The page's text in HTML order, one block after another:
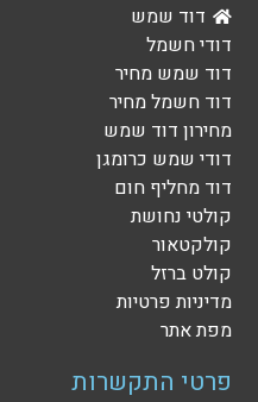
דוד שמש
דודי חשמל
דוד שמש מחיר
דוד חשמל מחיר
מחירון דוד שמש
דודי שמש כרומגן
דוד מחליף חום
קולטי נחושת
קולקטאור
קולט ברזל
מדיניות פרטיות
מפת אתר
פרטי התקשרות